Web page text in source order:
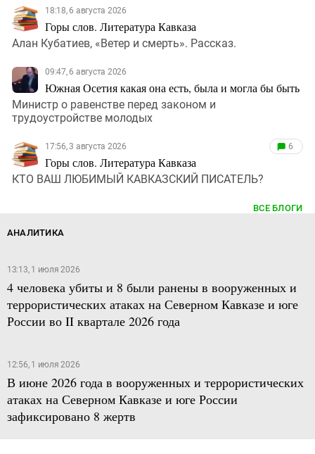
18:18, 6 августа 2026
Горы слов. Литература Кавказа
Алан Кубатиев, «Ветер и смерть». Рассказ.
09:47, 6 августа 2026
Южная Осетия какая она есть, была и могла бы быть
Министр о равенстве перед законом и
трудоустройстве молодых
17:56, 3 августа 2026
Горы слов. Литература Кавказа
6
КТО ВАШ ЛЮБИМЫЙ КАВКАЗСКИЙ ПИСАТЕЛЬ?
ВСЕ БЛОГИ
АНАЛИТИКА
13:13, 1 июля 2026
4 человека убиты и 8 были ранены в вооруженных и
террористических атаках на Северном Кавказе и юге
России во II квартале 2026 года
12:56, 1 июля 2026
В июне 2026 года в вооруженных и террористических
атаках на Северном Кавказе и юге России
зафиксировано 8 жертв